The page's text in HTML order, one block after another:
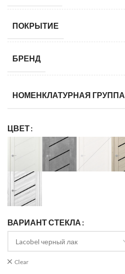
ПОКРЫТИЕ
БРЕНД
НОМЕНКЛАТУРНАЯ ГРУППА
ЦВЕТ
ВАРИАНТ СТЕКЛА
Clear